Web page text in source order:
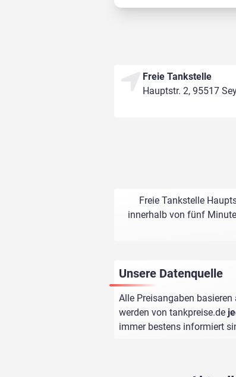
Freie Tankstelle
Hauptstr. 2, 95517
Freie Tankstelle
innerhalb von fünf
Unsere Datenquelle
Alle Preisangaben
werden von tankpreise.de
immer bestens informiert